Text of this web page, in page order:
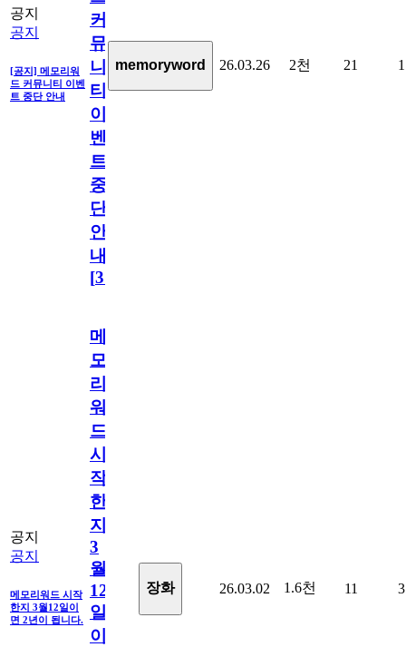
공지
공지
[공지] 메모리워
드 커뮤니티 이벤
트 중단 안내
커
뮤
니
티
이
벤
트
중
단
안
내
[31
memoryword 26.03.26 2천 21 1
공지
공지
메모리워드 시작
한지 3월12일이
면 2년이 됩니다.
메
모
리
워
드
시
작
한
지
3
월
12
일
이
장화 26.03.02 1.6천 11 3